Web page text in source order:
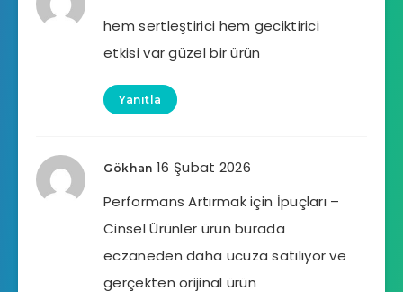
hem sertleştirici hem geciktirici
etkisi var güzel bir ürün
Yanıtla
Gökhan 16 Şubat 2026
Performans Artırmak için İpuçları –
Cinsel Ürünler ürün burada
eczaneden daha ucuza satılıyor ve
gerçekten orijinal ürün